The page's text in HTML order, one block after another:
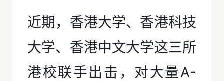
近期，香港大学、香港科技
大学、香港中文大学这三所
港校联手出击，对大量A-